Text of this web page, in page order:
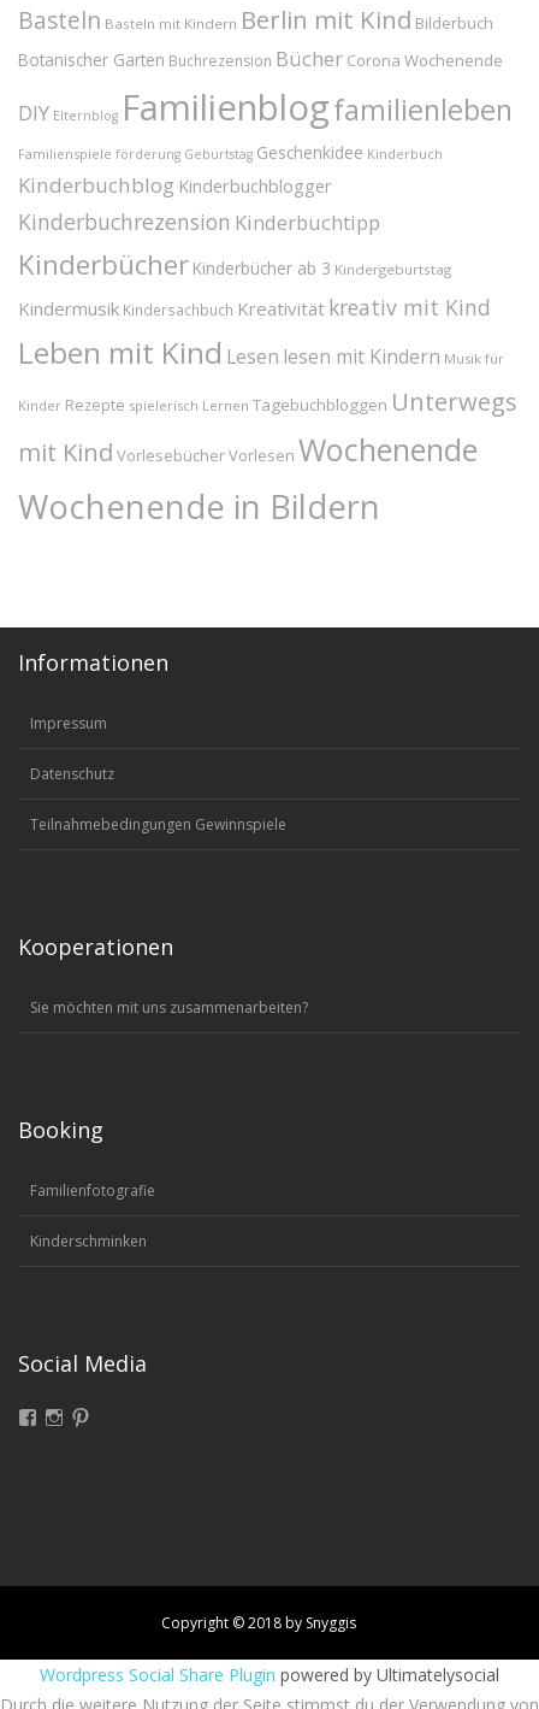
Basteln Basteln mit Kindern Berlin mit Kind Bilderbuch
Botanischer Garten Buchrezension Bücher Corona Wochenende
DIY Elternblog Familienblogfamilienleben
Familienspiele förderung Geburtstag Geschenkidee Kinderbuch
Kinderbuchblog Kinderbuchblogger
Kinderbuchrezension Kinderbuchtipp
Kinderbücher Kinderbücher ab 3 Kindergeburtstag
Kindermusik Kindersachbuch Kreativität kreativ mit Kind
Leben mit Kind Lesen lesen mit Kindern Musik für
Kinder Rezepte spielerisch Lernen Tagebuchbloggen Unterwegs
mit Kind VorlesebücherVorlesen Wochenende
Wochenende in Bildern
Informationen
Impressum
Datenschutz
Teilnahmebedingungen Gewinnspiele
Kooperationen
Sie möchten mit uns zusammenarbeiten?
Booking
Familienfotografie
Kinderschminken
Social Media
FacebookInstagram
Copyright © 2018 by Snyggis
Wordpress Social Share Plugin powered by Ultimatelysocial
Durch die weitere Nutzung der Seite stimmst du der Verwendung von